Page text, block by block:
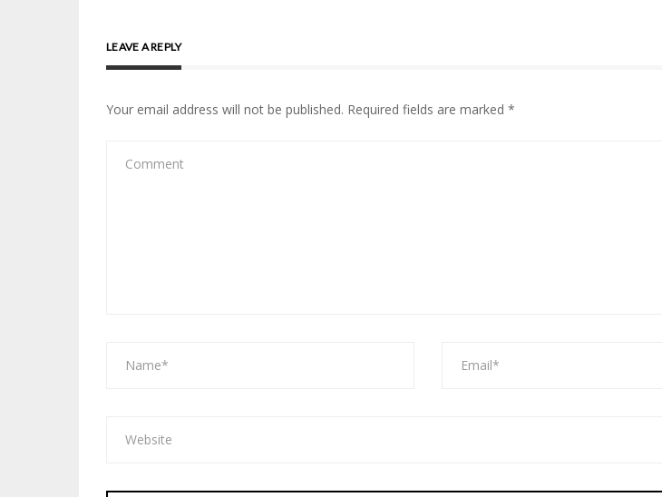
LEAVE A REPLY
Your email address will not be published. Required fields are marked *